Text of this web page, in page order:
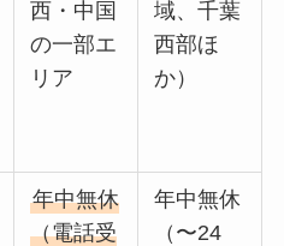
西・中国
の一部エ
リア
域、千葉
西部ほ
か）
年中無休
（電話受
年中無休
（〜24